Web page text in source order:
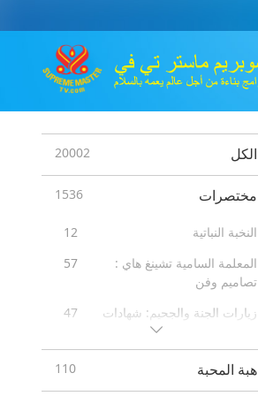
الكل 20002
مختصرات 1536
النخبة النباتية
12
المعلمة السامية تشينغ هاي :
تصاميم وفن
57
زيارات الجنة والجحيم: شهادات
47
رسائل من المشاهير
16
هبة المحبة 110